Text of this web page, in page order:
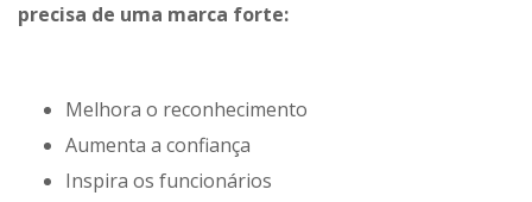
precisa de uma marca forte:
Melhora o reconhecimento
Aumenta a confiança
Inspira os funcionários